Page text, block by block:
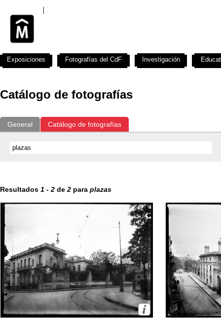
Catálogo de fotografías
General Catálogo de fotografías
Resultados 1 - 2 de 2 para plazas
Exposiciones Fotografías del CdF Investigación